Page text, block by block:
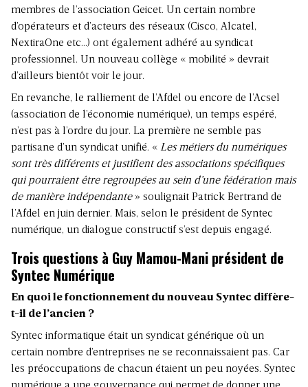
membres de l’association Geicet. Un certain nombre
d’opérateurs et d’acteurs des réseaux (Cisco, Alcatel,
NextiraOne etc…) ont également adhéré au syndicat
professionnel. Un nouveau collège « mobilité » devrait
d’ailleurs bientôt voir le jour.
En revanche, le ralliement de l’Afdel ou encore de l’Acsel
(association de l’économie numérique), un temps espéré,
n’est pas à l’ordre du jour. La première ne semble pas
partisane d’un syndicat unifié. « Les métiers du numériques
sont très différents et justifient des associations spécifiques
qui pourraient être regroupées au sein d’une fédération mais
de manière indépendante» soulignait Patrick Bertrand de
l’Afdel en juin dernier. Mais, selon le président de Syntec
numérique, un dialogue constructif s’est depuis engagé.
Trois questions à Guy Mamou-Mani président de
Syntec Numérique
En quoi le fonctionnement du nouveau Syntec diffère-
t-il de l’ancien ?
Syntec informatique était un syndicat générique où un
certain nombre d’entreprises ne se reconnaissaient pas. Car
les préoccupations de chacun étaient un peu noyées. Syntec